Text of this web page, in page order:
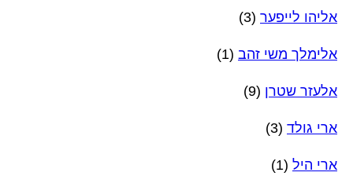
אליהו לייפער (3)
אלימלך משי זהב (1)
אלעזר שטרן (9)
ארי גולד (3)
ארי היל (1)